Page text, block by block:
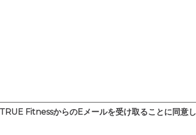
FitnessからのEメールを受け取ることに同意し